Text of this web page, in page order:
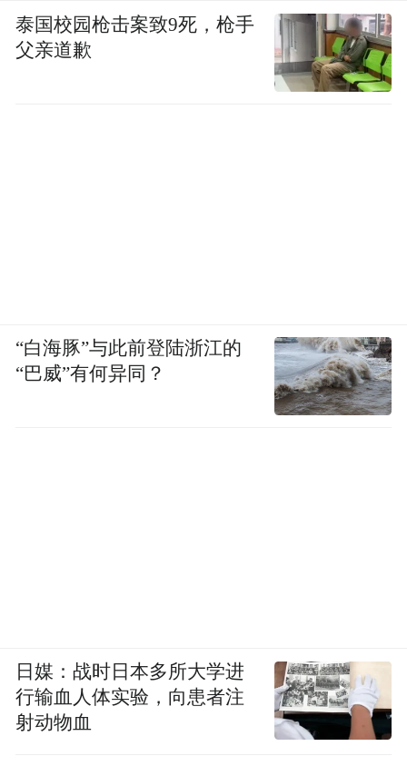
泰国校园枪击案致9死，枪手
父亲道歉
“白海豚”与此前登陆浙江的
“巴威”有何异同？
日媒：战时日本多所大学进
行输血人体实验，向患者注
射动物血